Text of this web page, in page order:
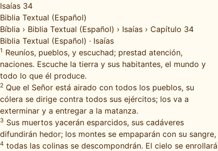
Isaías 34
Biblia Textual (Español)
Bíblia › Biblia Textual (Español) › Isaías › Capítulo 34
Biblia Textual (Español) · Isaías
1 Reuníos, pueblos, y escuchad; prestad atención,
naciones. Escuche la tierra y sus habitantes, el mundo y
todo lo que él produce.
2 Que el Señor está airado con todos los pueblos, su
cólera se dirige contra todos sus ejércitos; los va a
exterminar y a entregar a la matanza.
3 Sus muertos yacerán esparcidos, sus cadáveres
difundirán hedor; los montes se empaparán con su sangre,
4 todas las colinas se descompondrán. El cielo se enrollará